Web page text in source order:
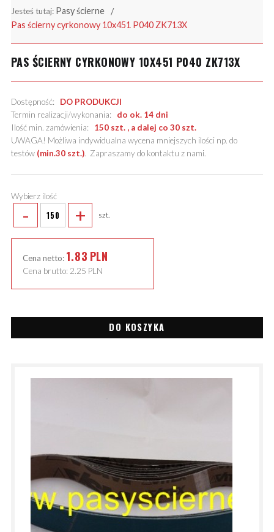
Jesteś tutaj: Pasy ścierne
Pas ścierny cyrkonowy 10x451 P040 ZK713X
PAS ŚCIERNY CYRKONOWY 10X451 P040 ZK713X
Dostępność: DO PRODUKCJI
Termin realizacji/wykonania: do ok. 14 dni
Ilość min. zamówienia: 150 szt. , a dalej co 30 szt.
UWAGA! Możliwa indywidualna wycena mniejszych ilości np. do
testów (min.30 szt.). Zapraszamy do kontaktu z nami.
Wybierz ilość
- + szt.
Cena netto: 1.83 PLN
Cena brutto: 2.25 PLN
DO KOSZYKA